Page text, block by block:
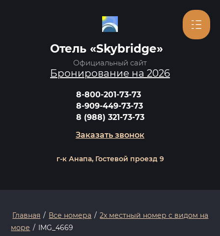
8-800-201-73-73
8-909-449-73-73
8 (988) 321-73-73
Заказать звонок
Отель «Skybridge»
Официальный сайт
Бронирование на 2026
г-к Анапа, Гостевой проезд 9
Главная / Все номера / 2х местный номер с видом на
море / IMG_4669